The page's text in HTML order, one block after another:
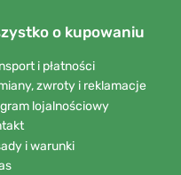
o kupowaniu
i płatności
zwroty i reklamacje
lojalnościowy
i warunki